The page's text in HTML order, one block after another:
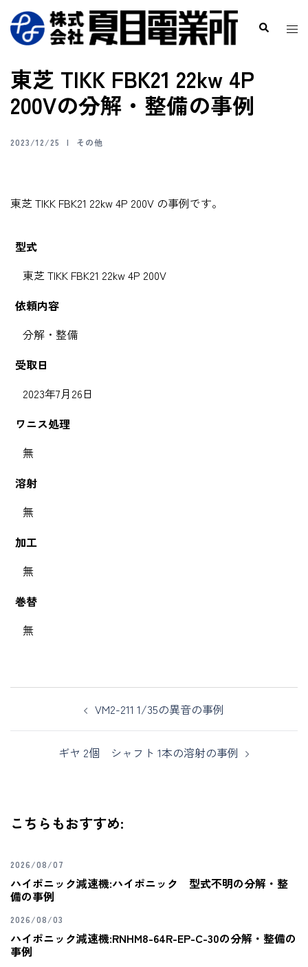
東芝 TIKK FBK21 22kw 4P
200Vの分解・整備の事例
2023/12/25 その他
東芝 TIKK FBK21 22kw 4P 200V の事例です。
型式
東芝 TIKK FBK21 22kw 4P 200V
依頼内容
分解・整備
受取日
2023年7月26日
ワニス処理
無
溶射
無
加工
無
巻替
無
VM2-211 1/35の異音の事例
ギヤ 2個 シャフト 1本の溶射の事例
こちらもおすすめ:
2026/08/07
ハイポニック減速機:ハイポニック 型式不明の分解・整
備の事例
2026/08/03
ハイポニック減速機:RNHM8-64R-EP-C-30の分解・整備の
事例